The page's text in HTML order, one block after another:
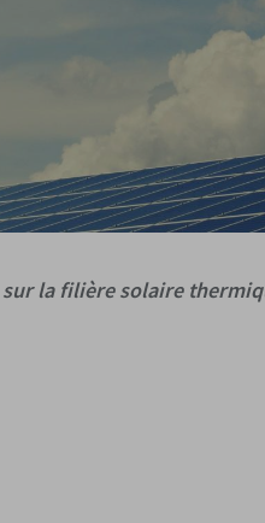
la filière solaire